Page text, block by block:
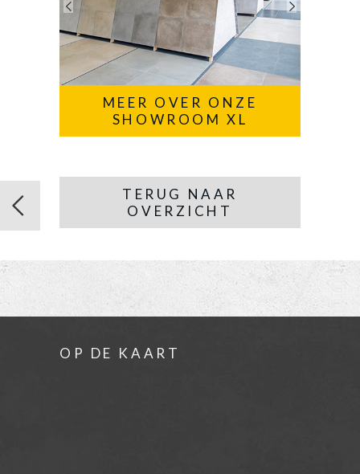
MEER OVER ONZE
SHOWROOM XL
TERUG NAAR
OVERZICHT
OP DE KAART